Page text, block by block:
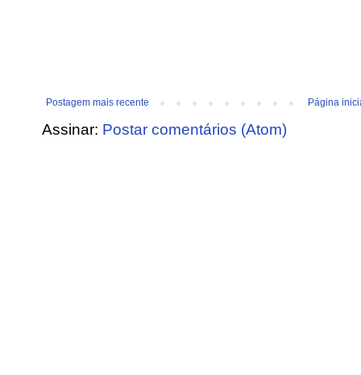
Postagem mais recente Página
Assinar: Postar comentários (Atom)